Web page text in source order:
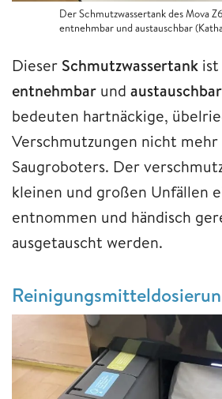
Der Schmutzwassertank des Mova
entnehmbar und austauschbar
Dieser Schmutzwassertank
entnehmbar und austauschbar
bedeuten hartnäckige,
Verschmutzungen nicht mehr
Saugroboters. Der
kleinen und großen Unfällen
entnommen und händisch
ausgetauscht werden.